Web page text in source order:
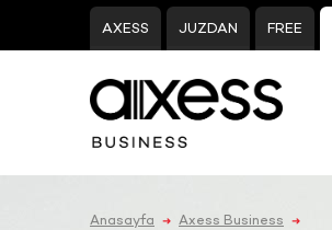
AXESS JUZDAN FREE
Anasayfa ➜ Axess Business ➜